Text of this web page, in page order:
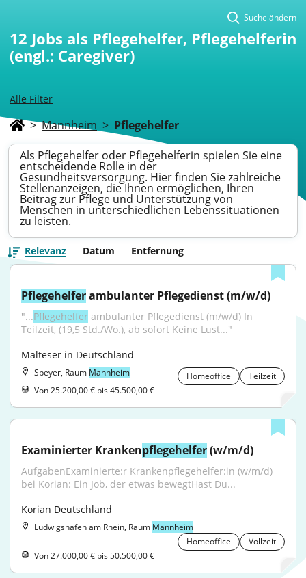
Alle Filter
Suche ändern
12 Jobs als Pflegehelfer, Pflegehelferin
(engl.: Caregiver)
> Mannheim > Pflegehelfer
Als Pflegehelfer oder Pflegehelferin spielen Sie eine
entscheidende Rolle in der
Gesundheitsversorgung. Hier finden Sie zahlreiche
Stellenanzeigen, die Ihnen ermöglichen, Ihren
Beitrag zur Pflege und Unterstützung von
Menschen in unterschiedlichen Lebenssituationen
zu leisten.
Relevanz Datum Entfernung
Pflegehelfer ambulanter Pflegedienst (m/w/d)
"...Pflegehelfer ambulanter Pflegedienst (m/w/d) In
Teilzeit, (19,5 Std./Wo.), ab sofort Keine Lust..."
Malteser in Deutschland
Speyer, Raum Mannheim Homeoffice
Teilzeit
Von 25.200,00 € bis 45.500,00 €
Examinierter Krankenpflegehelfer (w/m/d)
AufgabenExaminierte:r Krankenpflegehelfer:in (w/m/d)
bei Korian: Ein Job, der etwas bewegtHast Du...
Korian Deutschland
Ludwigshafen am Rhein, Raum Mannheim
Homeoffice
Vollzeit
Von 27.000,00 € bis 50.500,00 €